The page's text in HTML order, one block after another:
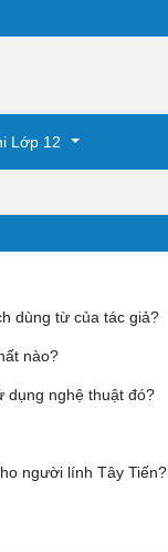
Lớp 12
dùng từ của tác giả?
nào?
dụng nghệ thuật đó?
người lính Tây Tiến?